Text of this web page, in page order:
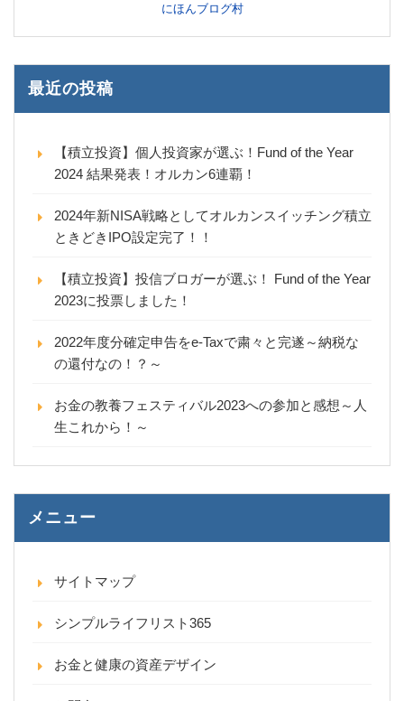
にほんブログ村
最近の投稿
【積立投資】個人投資家が選ぶ！Fund of the Year
2024 結果発表！オルカン6連覇！
2024年新NISA戦略としてオルカンスイッチング積立
ときどきIPO設定完了！！
【積立投資】投信ブロガーが選ぶ！ Fund of the Year
2023に投票しました！
2022年度分確定申告をe-Taxで粛々と完遂～納税な
の還付なの！？～
お金の教養フェスティバル2023への参加と感想～人
生これから！～
メニュー
サイトマップ
シンプルライフリスト365
お金と健康の資産デザイン